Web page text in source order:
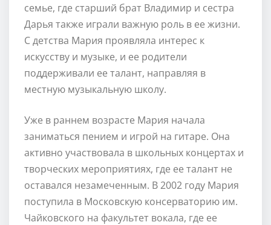
семье, где старший брат Владимир и сестра
Дарья также играли важную роль в ее жизни.
С детства Мария проявляла интерес к
искусству и музыке, и ее родители
поддерживали ее талант, направляя в
местную музыкальную школу.
Уже в раннем возрасте Мария начала
заниматься пением и игрой на гитаре. Она
активно участвовала в школьных концертах и
творческих мероприятиях, где ее талант не
оставался незамеченным. В 2002 году Мария
поступила в Московскую консерваторию им.
Чайковского на факультет вокала, где ее